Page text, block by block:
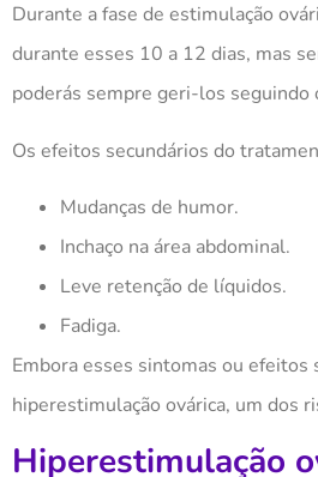
Durante a fase de estimulação
durante esses 10 a 12 dias, mas
poderás sempre geri-los seguindo
Os efeitos secundários do
Mudanças de humor.
Inchaço na área abdominal.
Leve retenção de líquidos.
Fadiga.
Embora esses sintomas ou efeitos
hiperestimulação ovárica, um dos
Hiperestimulação